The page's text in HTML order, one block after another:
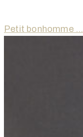
Petit bonhomme …